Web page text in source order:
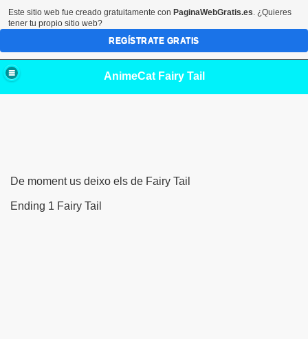
AnimeCat Fairy Tail
De moment us deixo els de Fairy Tail
Ending 1 Fairy Tail
Este sitio web fue creado gratuitamente con PaginaWebGratis.es. ¿Quieres
tener tu propio sitio web?
REGÍSTRATE GRATIS